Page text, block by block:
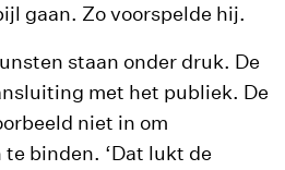
gaan. Zo voorspelde hij.
staan onder druk. De
met het publiek. De
niet in om
binden. ‘Dat lukt de